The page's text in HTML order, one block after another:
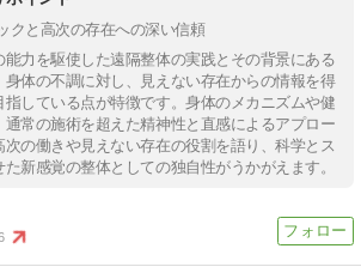
クと高次の存在への深い信頼
力を駆使した遠隔整体の実践とその背景にある
体の不調に対し、見えない存在からの情報を得
している点が特徴です。身体のメカニズムや健
通常の施術を超えた精神性と直感によるアプロー
の働きや見えない存在の役割を語り、科学とス
新感覚の整体としての独自性がうかがえます。